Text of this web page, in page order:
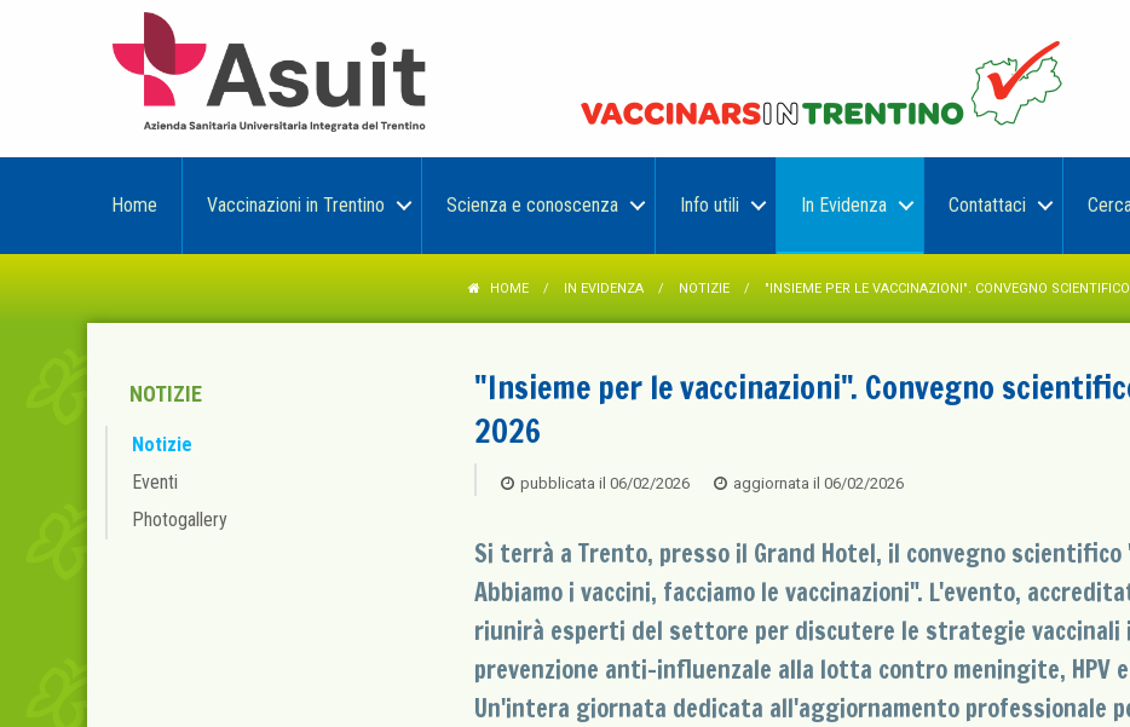
Home Vaccinazioni in Trentino Scienza e conoscenza Info utili In Evidenza Contattaci
HOME IN EVIDENZA NOTIZIE "INSIEME PER LE VACCINAZIONI". CONVEGNO
NOTIZIE
Notizie
Eventi
Photogallery
"Insieme per le vaccinazioni". Convegno
2026
pubblicata il 06/02/2026 aggiornata il 06/02/2026
Si terrà a Trento, presso il Grand Hotel, il convegno
Abbiamo i vaccini, facciamo le vaccinazioni". L'evento,
riunirà esperti del settore per discutere le strategie vaccinali
prevenzione anti-influenzale alla lotta contro meningite, HPV
Un'intera giornata dedicata all'aggiornamento professionale